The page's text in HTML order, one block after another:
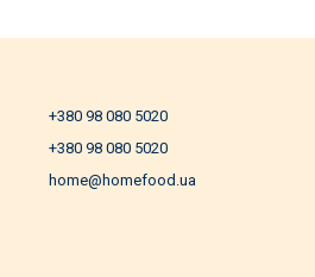
+380 98 080 5020
+380 98 080 5020
home@homefood.ua